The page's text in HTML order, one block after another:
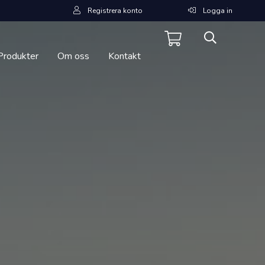
Registrera konto Logga in
Om oss Kontakt